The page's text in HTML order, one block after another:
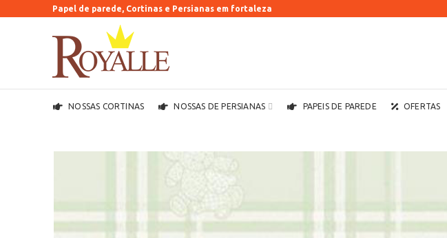
Papel de parede, Cortinas e Persianas em fortaleza
NOSSAS CORTINAS NOSSAS DE PERSIANAS PAPEIS DE PAREDE OFERTAS